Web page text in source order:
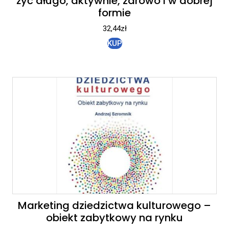
formie
32,44zł
KUP
Marketing dziedzictwa kulturowego –
obiekt zabytkowy na rynku